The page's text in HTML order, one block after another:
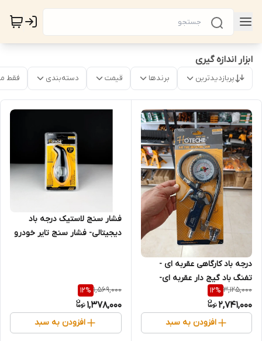
ابزار اندازه گیری
پربازدیدترین برندها قیمت دسته‌بندی فقط
درجه باد کارگاهی عقربه ای -
تفنگ باد گیج دار عقربه ای-
فشار سنج عقربه ای لاستیک
3,125,000
12%
2,741,000
افزودن به سبد
فشار سنج لاستیک درجه باد
دیجیتالی- فشار سنج تایر خودرو
1,569,000
12%
1,378,000
افزودن به سبد